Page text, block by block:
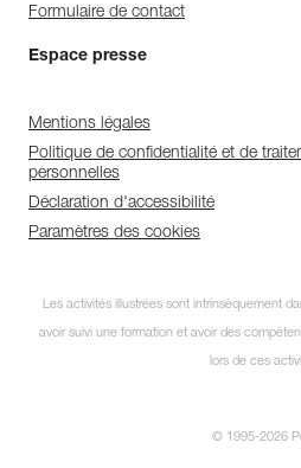
Formulaire de contact
Espace presse
Mentions légales
Politique de confidentialité et de
personnelles
Déclaration d'accessibilité
Paramètres des cookies
Les activités illustrées sont intrinsèquement
avoir suivi une formation et avoir des
lors de ces
© 1995-2026